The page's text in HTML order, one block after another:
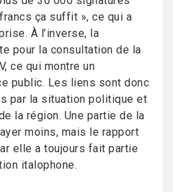
ça suffit », ce qui a
À l’inverse, la
pour la consultation de la
ce qui montre un
public. Les liens sont donc
par la situation politique et
la région. Une partie de la
moins, mais le rapport
elle a toujours fait partie
italophone.